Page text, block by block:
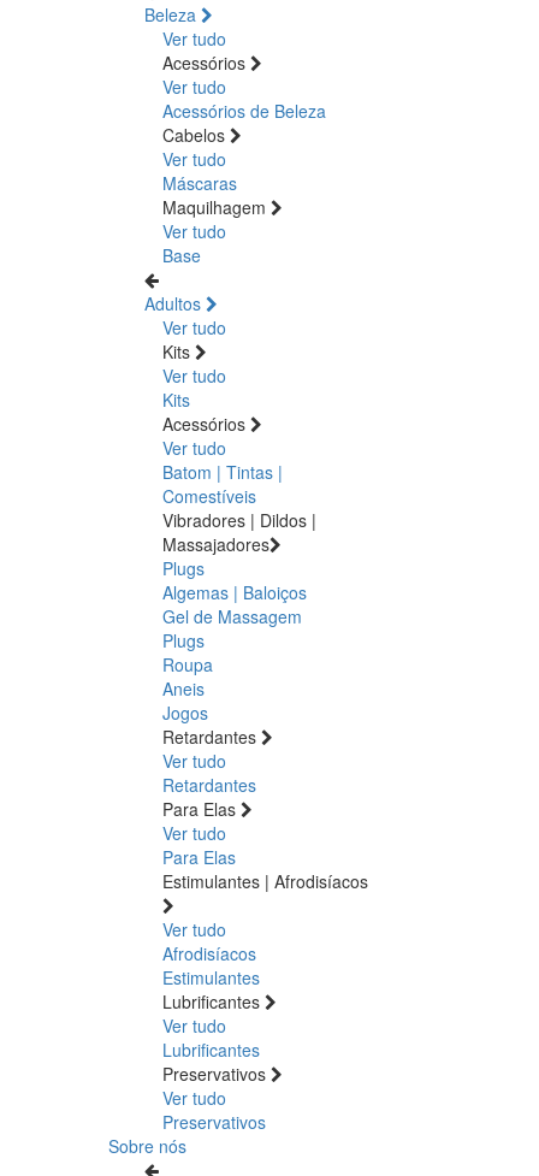
Beleza
Ver tudo
Acessórios
Ver tudo
Acessórios de Beleza
Cabelos
Ver tudo
Máscaras
Maquilhagem
Ver tudo
Base
Adultos
Ver tudo
Kits
Ver tudo
Kits
Acessórios
Ver tudo
Batom | Tintas |
Comestíveis
Vibradores | Dildos |
Massajadores
Plugs
Algemas | Baloiços
Gel de Massagem
Plugs
Roupa
Aneis
Jogos
Retardantes
Ver tudo
Retardantes
Para Elas
Ver tudo
Para Elas
Estimulantes | Afrodisíacos
Ver tudo
Afrodisíacos
Estimulantes
Lubrificantes
Ver tudo
Lubrificantes
Preservativos
Ver tudo
Preservativos
Sobre nós